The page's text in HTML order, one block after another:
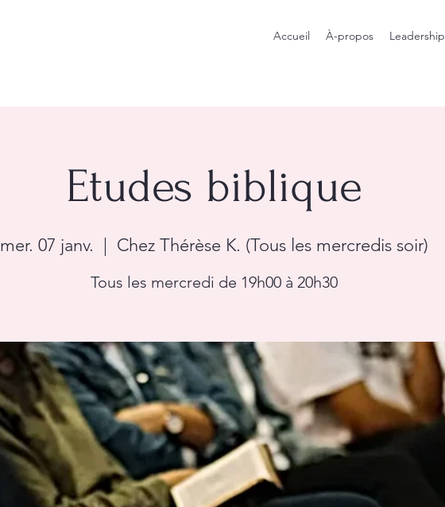
Accueil À-propos Leadership
Etudes biblique
mer. 07 janv. Chez Thérèse K. (Tous les mercredis soir)
Tous les mercredi de 19h00 à 20h30